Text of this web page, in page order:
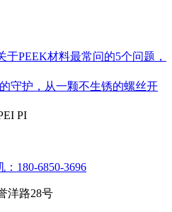
于PEEK材料最常问的5个问题，
守护，从一颗不生锈的螺丝开
：180-6850-3696
洋路28号